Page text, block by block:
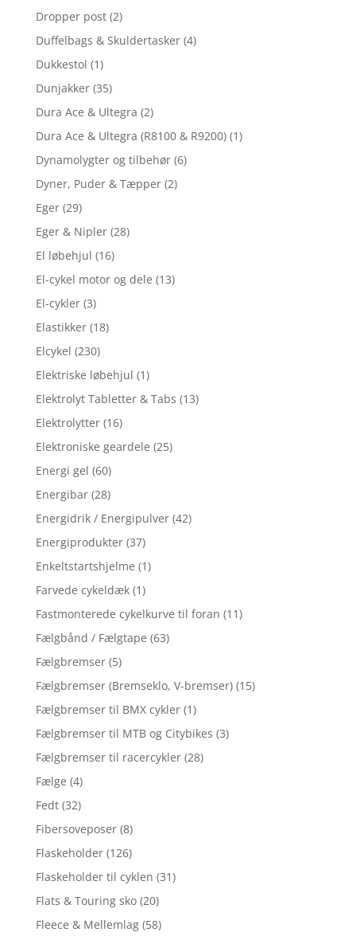
Dropper post (2)
Duffelbags & Skuldertasker (4)
Dukkestol (1)
Dunjakker (35)
Dura Ace & Ultegra (2)
Dura Ace & Ultegra (R8100 & R9200) (1)
Dynamolygter og tilbehør (6)
Dyner, Puder & Tæpper (2)
Eger (29)
Eger & Nipler (28)
El løbehjul (16)
El-cykel motor og dele (13)
El-cykler (3)
Elastikker (18)
Elcykel (230)
Elektriske løbehjul (1)
Elektrolyt Tabletter & Tabs (13)
Elektrolytter (16)
Elektroniske geardele (25)
Energi gel (60)
Energibar (28)
Energidrik / Energipulver (42)
Energiprodukter (37)
Enkeltstartshjelme (1)
Farvede cykeldæk (1)
Fastmonterede cykelkurve til foran (11)
Fælgbånd / Fælgtape (63)
Fælgbremser (5)
Fælgbremser (Bremseklo, V-bremser) (15)
Fælgbremser til BMX cykler (1)
Fælgbremser til MTB og Citybikes (3)
Fælgbremser til racercykler (28)
Fælge (4)
Fedt (32)
Fibersoveposer (8)
Flaskeholder (126)
Flaskeholder til cyklen (31)
Flats & Touring sko (20)
Fleece & Mellemlag (58)